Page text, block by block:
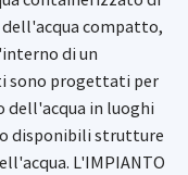
compatto,
di un
sono progettati per
in luoghi
disponibili strutture
L'IMPIANTO